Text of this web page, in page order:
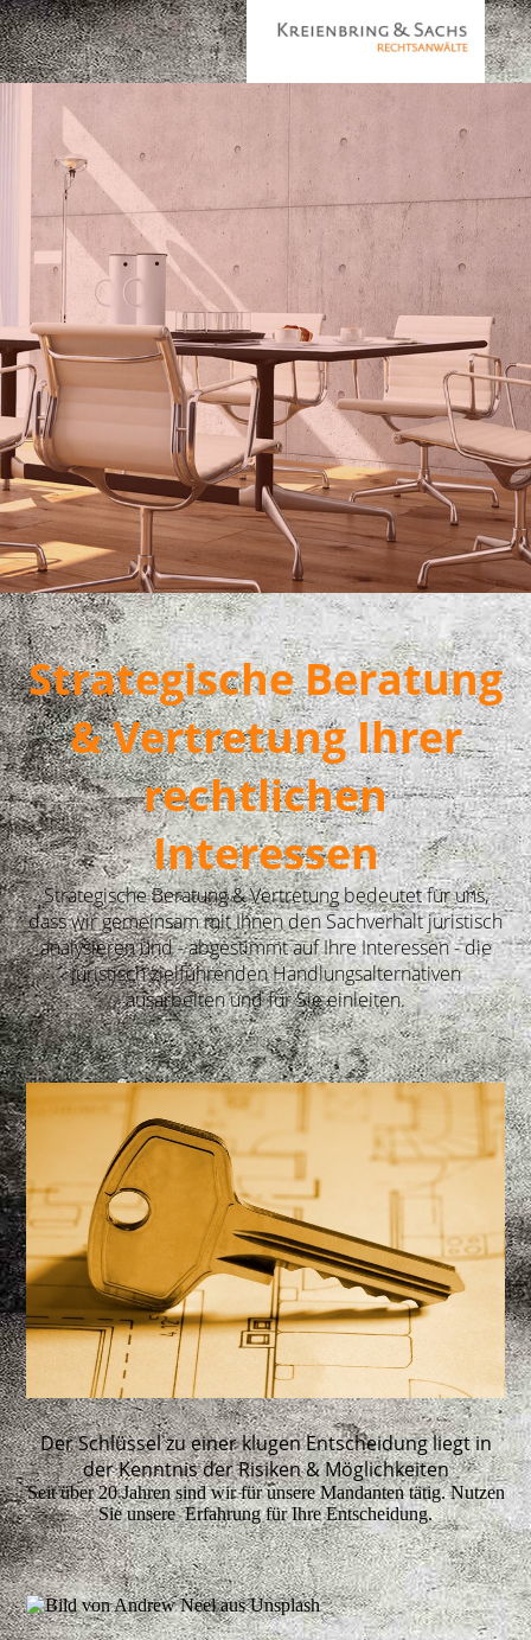
Strategische Beratung
& Vertretung Ihrer
rechtlichen
Interessen
Strategische Beratung & Vertretung bedeutet für uns,
dass wir gemeinsam mit Ihnen den Sachverhalt juristisch
analysieren und - abgestimmt auf Ihre Interessen - die
juristisch zielführenden Handlungsalternativen
ausarbeiten und für Sie einleiten.
Der Schlüssel zu einer klugen Entscheidung liegt in
der Kenntnis der Risiken & Möglichkeiten
Seit über 20 Jahren sind wir für unsere Mandanten tätig. Nutzen
Sie unsere Erfahrung für Ihre Entscheidung.